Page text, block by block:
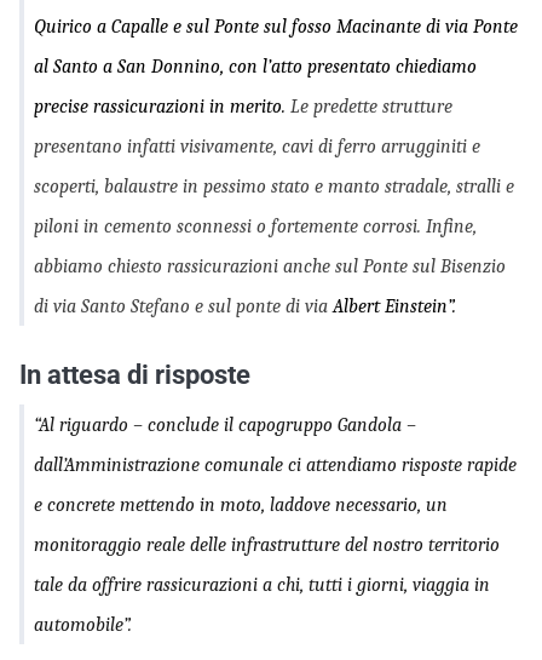
Quirico a Capalle e sul Ponte sul fosso Macinante di via Ponte
al Santo a San Donnino, con l’atto presentato chiediamo
precise rassicurazioni in merito. Le predette strutture
presentano infatti visivamente, cavi di ferro arrugginiti e
scoperti, balaustre in pessimo stato e manto stradale, stralli e
piloni in cemento sconnessi o fortemente corrosi. Infine,
abbiamo chiesto rassicurazioni anche sul Ponte sul Bisenzio
di via Santo Stefano e sul ponte di viaAlbert Einstein”.
In attesa di risposte
“Al riguardo – conclude il capogruppo Gandola –
dall’Amministrazione comunale ci attendiamo risposte rapide
e concrete mettendo in moto, laddove necessario, un
monitoraggio reale delle infrastrutture del nostro territorio
tale da offrire rassicurazioni a chi, tutti i giorni, viaggia in
automobile”.